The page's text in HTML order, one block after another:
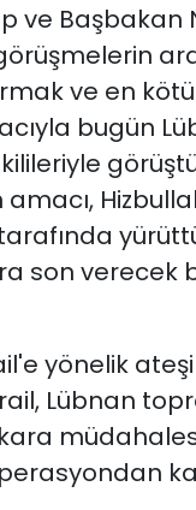
ve Başbakan
ve en
bugün
tarafında
son verecek
yönelik
Lübnan